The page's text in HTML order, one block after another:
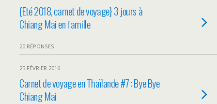
{Eté 2018, carnet de voyage} 3 jours à
Chiang Mai en famille
20 RÉPONSES
25 FÉVRIER 2016
Carnet de voyage en Thaïlande #7 : Bye Bye
Chiang Mai